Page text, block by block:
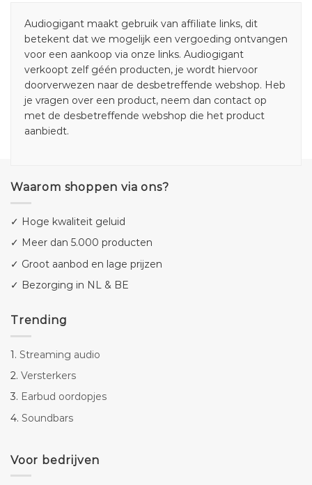
Audiogigant maakt gebruik van affiliate links, dit
betekent dat we mogelijk een vergoeding ontvangen
voor een aankoop via onze links. Audiogigant
verkoopt zelf géén producten, je wordt hiervoor
doorverwezen naar de desbetreffende webshop. Heb
je vragen over een product, neem dan contact op
met de desbetreffende webshop die het product
aanbiedt.
Waarom shoppen via ons?
✓ Hoge kwaliteit geluid
✓ Meer dan 5.000 producten
✓ Groot aanbod en lage prijzen
✓ Bezorging in NL & BE
Trending
1. Streaming audio
2. Versterkers
3. Earbud oordopjes
4. Soundbars
Voor bedrijven